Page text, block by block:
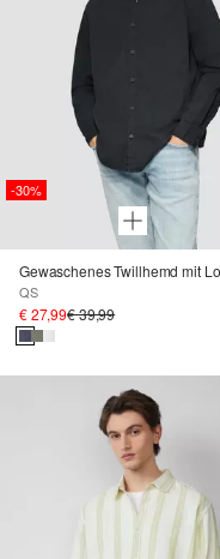
-30%
QS
€ 27,99€ 39,99